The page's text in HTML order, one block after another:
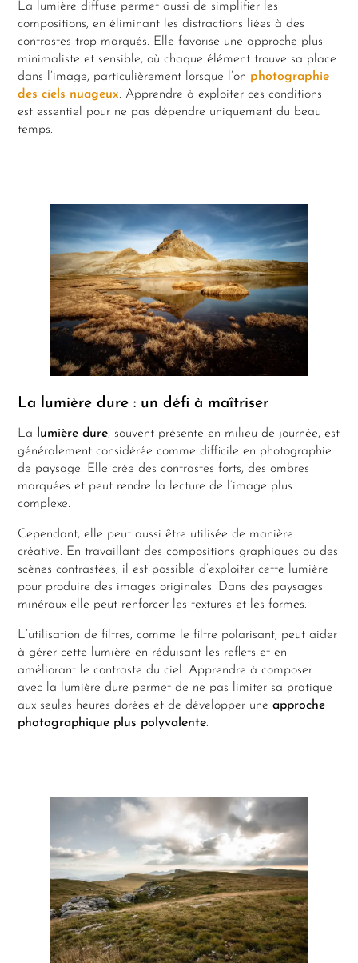
La lumière diffuse permet aussi de simplifier les
compositions, en éliminant les distractions liées à des
contrastes trop marqués. Elle favorise une approche plus
minimaliste et sensible, où chaque élément trouve sa place
dans l’image, particulièrement lorsque l’on photographie
des ciels nuageux. Apprendre à exploiter ces conditions
est essentiel pour ne pas dépendre uniquement du beau
temps.
La lumière dure : un défi à maîtriser
La lumière dure, souvent présente en milieu de journée, est
généralement considérée comme difficile en photographie
de paysage. Elle crée des contrastes forts, des ombres
marquées et peut rendre la lecture de l’image plus
complexe.
Cependant, elle peut aussi être utilisée de manière
créative. En travaillant des compositions graphiques ou des
scènes contrastées, il est possible d’exploiter cette lumière
pour produire des images originales. Dans des paysages
minéraux elle peut renforcer les textures et les formes.
L’utilisation de filtres, comme le filtre polarisant, peut aider
à gérer cette lumière en réduisant les reflets et en
améliorant le contraste du ciel. Apprendre à composer
avec la lumière dure permet de ne pas limiter sa pratique
aux seules heures dorées et de développer uneapproche
photographique plus polyvalente.